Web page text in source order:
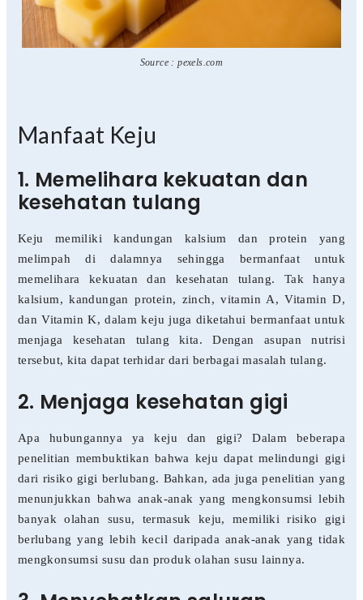
Source : pexels.com
Manfaat Keju
1. Memelihara kekuatan dan
kesehatan tulang
Keju memiliki kandungan kalsium dan protein yang
melimpah di dalamnya sehingga bermanfaat untuk
memelihara kekuatan dan kesehatan tulang. Tak hanya
kalsium, kandungan protein, zinch, vitamin A, Vitamin D,
dan Vitamin K, dalam keju juga diketahui bermanfaat untuk
menjaga kesehatan tulang kita. Dengan asupan nutrisi
tersebut, kita dapat terhidar dari berbagai masalah tulang.
2. Menjaga kesehatan gigi
Apa hubungannya ya keju dan gigi? Dalam beberapa
penelitian membuktikan bahwa keju dapat melindungi gigi
dari risiko gigi berlubang. Bahkan, ada juga penelitian yang
menunjukkan bahwa anak-anak yang mengkonsumsi lebih
banyak olahan susu, termasuk keju, memiliki risiko gigi
berlubang yang lebih kecil daripada anak-anak yang tidak
mengkonsumsi susu dan produk olahan susu lainnya.